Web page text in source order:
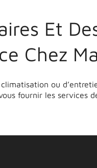
Et
Chez
ou
fournir les services